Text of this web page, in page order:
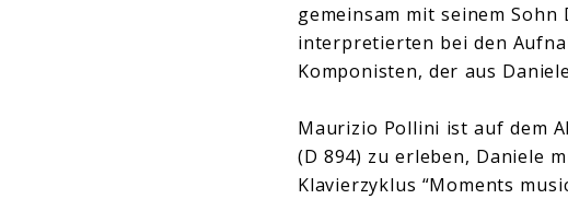
gemeinsam mit seinem
interpretierten bei den
Komponisten, der aus
Maurizio Pollini ist auf dem
(D 894) zu erleben, Daniele
Klavierzyklus “Moments